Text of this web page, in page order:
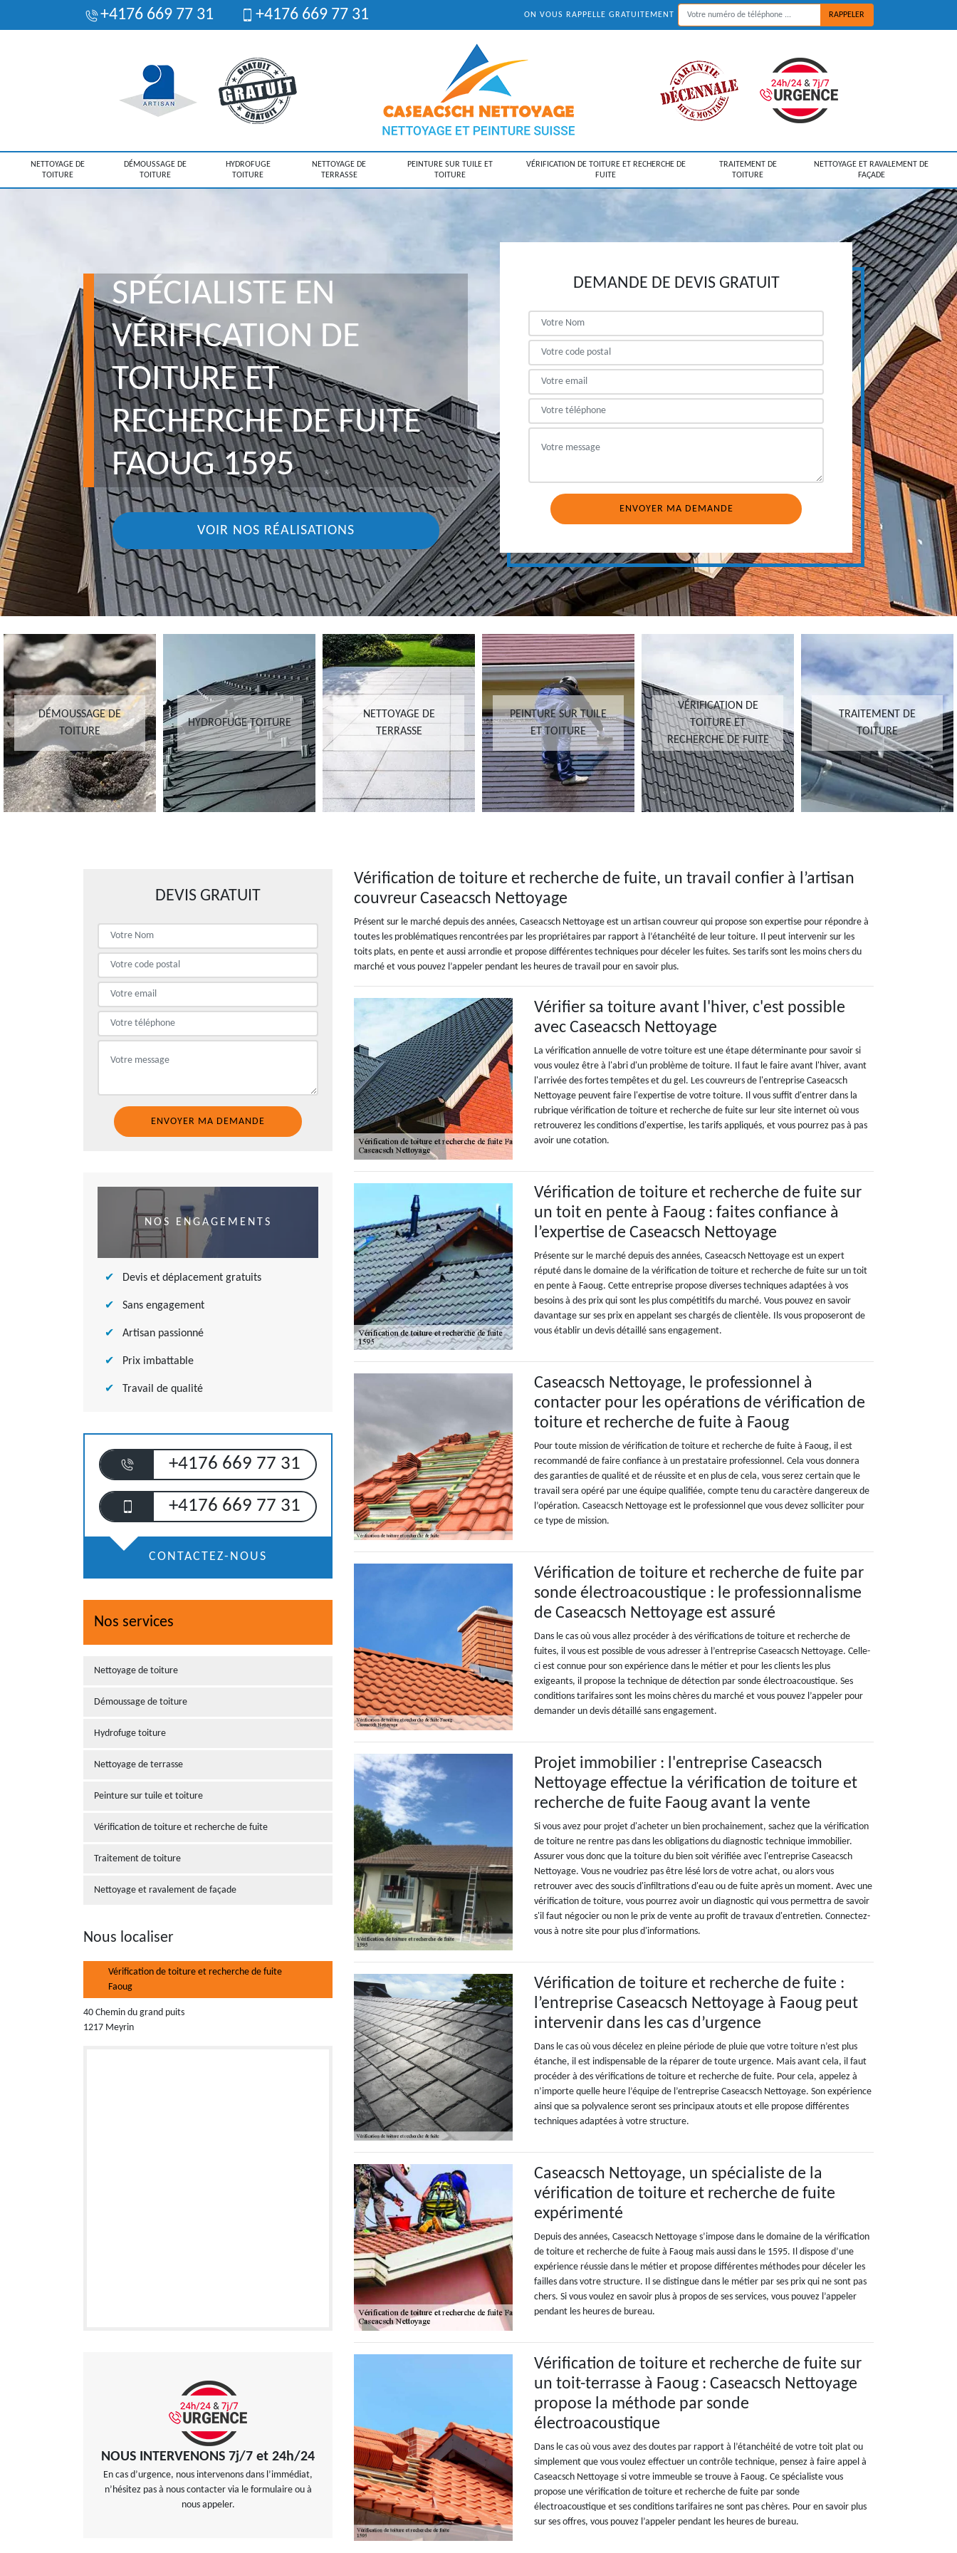
+4176 669 77 31 +4176 669 77 31 ON VOUS RAPPELLE GRATUITEMENT
NETTOYAGE DE
TOITURE
DÉMOUSSAGE DE
TOITURE
HYDROFUGE
TOITURE
NETTOYAGE DE
TERRASSE
PEINTURE SUR TUILE ET
TOITURE
VÉRIFICATION DE TOITURE ET RECHERCHE DE
FUITE
TRAITEMENT DE
TOITURE
NETTOYAGE ET RAVALEMENT DE
FAÇADE
SPÉCIALISTE EN
VÉRIFICATION DE
TOITURE ET
RECHERCHE DE FUITE
FAOUG 1595
VOIR NOS RÉALISATIONS
DEMANDE DE DEVIS GRATUIT
DÉMOUSSAGE DE
TOITURE
HYDROFUGE TOITURE
NETTOYAGE DE
TERRASSE
PEINTURE SUR TUILE
ET TOITURE
VÉRIFICATION DE
TOITURE ET
RECHERCHE DE FUITE
TRAITEMENT DE
TOITURE
DEVIS GRATUIT
NOS ENGAGEMENTS
Devis et déplacement gratuits
Sans engagement
Artisan passionné
Prix imbattable
Travail de qualité
+4176 669 77 31
+4176 669 77 31
CONTACTEZ-NOUS
Nos services
Nettoyage de toiture
Démoussage de toiture
Hydrofuge toiture
Nettoyage de terrasse
Peinture sur tuile et toiture
Vérification de toiture et recherche de fuite
Traitement de toiture
Nettoyage et ravalement de façade
Nous localiser
Vérification de toiture et recherche de fuite
Faoug
40 Chemin du grand puits
1217 Meyrin
NOUS INTERVENONS 7j/7 et 24h/24
En cas d’urgence, nous intervenons dans l’immédiat,
n’hésitez pas à nous contacter via le formulaire ou à
nous appeler.
Vérification de toiture et recherche de fuite, un travail confier à l’artisan
couvreur Caseacsch Nettoyage
Présent sur le marché depuis des années, Caseacsch Nettoyage est un artisan couvreur qui propose son expertise pour répondre à
toutes les problématiques rencontrées par les propriétaires par rapport à l’étanchéité de leur toiture. Il peut intervenir sur les
toits plats, en pente et aussi arrondie et propose différentes techniques pour déceler les fuites. Ses tarifs sont les moins chers du
marché et vous pouvez l’appeler pendant les heures de travail pour en savoir plus.
Vérifier sa toiture avant l'hiver, c'est possible
avec Caseacsch Nettoyage
La vérification annuelle de votre toiture est une étape déterminante pour savoir si
vous voulez être à l'abri d'un problème de toiture. Il faut le faire avant l'hiver, avant
l'arrivée des fortes tempêtes et du gel. Les couvreurs de l'entreprise Caseacsch
Nettoyage peuvent faire l'expertise de votre toiture. Il vous suffit d'entrer dans la
rubrique vérification de toiture et recherche de fuite sur leur site internet où vous
retrouverez les conditions d'expertise, les tarifs appliqués, et vous pourrez pas à pas
avoir une cotation.
Vérification de toiture et recherche de fuite sur
un toit en pente à Faoug : faites confiance à
l’expertise de Caseacsch Nettoyage
Présente sur le marché depuis des années, Caseacsch Nettoyage est un expert
réputé dans le domaine de la vérification de toiture et recherche de fuite sur un toit
en pente à Faoug. Cette entreprise propose diverses techniques adaptées à vos
besoins à des prix qui sont les plus compétitifs du marché. Vous pouvez en savoir
davantage sur ses prix en appelant ses chargés de clientèle. Ils vous proposeront de
vous établir un devis détaillé sans engagement.
Caseacsch Nettoyage, le professionnel à
contacter pour les opérations de vérification de
toiture et recherche de fuite à Faoug
Pour toute mission de vérification de toiture et recherche de fuite à Faoug, il est
recommandé de faire confiance à un prestataire professionnel. Cela vous donnera
des garanties de qualité et de réussite et en plus de cela, vous serez certain que le
travail sera opéré par une équipe qualifiée, compte tenu du caractère dangereux de
l’opération. Caseacsch Nettoyage est le professionnel que vous devez solliciter pour
ce type de mission.
Vérification de toiture et recherche de fuite par
sonde électroacoustique : le professionnalisme
de Caseacsch Nettoyage est assuré
Dans le cas où vous allez procéder à des vérifications de toiture et recherche de
fuites, il vous est possible de vous adresser à l’entreprise Caseacsch Nettoyage. Celle-
ci est connue pour son expérience dans le métier et pour les clients les plus
exigeants, il propose la technique de détection par sonde électroacoustique. Ses
conditions tarifaires sont les moins chères du marché et vous pouvez l’appeler pour
demander un devis détaillé sans engagement.
Projet immobilier : l'entreprise Caseacsch
Nettoyage effectue la vérification de toiture et
recherche de fuite Faoug avant la vente
Si vous avez pour projet d'acheter un bien prochainement, sachez que la vérification
de toiture ne rentre pas dans les obligations du diagnostic technique immobilier.
Assurer vous donc que la toiture du bien soit vérifiée avec l'entreprise Caseacsch
Nettoyage. Vous ne voudriez pas être lésé lors de votre achat, ou alors vous
retrouver avec des soucis d'infiltrations d'eau ou de fuite après un moment. Avec une
vérification de toiture, vous pourrez avoir un diagnostic qui vous permettra de savoir
s'il faut négocier ou non le prix de vente au profit de travaux d'entretien. Connectez-
vous à notre site pour plus d'informations.
Vérification de toiture et recherche de fuite :
l’entreprise Caseacsch Nettoyage à Faoug peut
intervenir dans les cas d’urgence
Dans le cas où vous décelez en pleine période de pluie que votre toiture n’est plus
étanche, il est indispensable de la réparer de toute urgence. Mais avant cela, il faut
procéder à des vérifications de toiture et recherche de fuite. Pour cela, appelez à
n’importe quelle heure l’équipe de l’entreprise Caseacsch Nettoyage. Son expérience
ainsi que sa polyvalence seront ses principaux atouts et elle propose différentes
techniques adaptées à votre structure.
Caseacsch Nettoyage, un spécialiste de la
vérification de toiture et recherche de fuite
expérimenté
Depuis des années, Caseacsch Nettoyage s’impose dans le domaine de la vérification
de toiture et recherche de fuite à Faoug mais aussi dans le 1595. Il dispose d’une
expérience réussie dans le métier et propose différentes méthodes pour déceler les
failles dans votre structure. Il se distingue dans le métier par ses prix qui ne sont pas
chers. Si vous voulez en savoir plus à propos de ses services, vous pouvez l’appeler
pendant les heures de bureau.
Vérification de toiture et recherche de fuite sur
un toit-terrasse à Faoug : Caseacsch Nettoyage
propose la méthode par sonde
électroacoustique
Dans le cas où vous avez des doutes par rapport à l’étanchéité de votre toit plat ou
simplement que vous voulez effectuer un contrôle technique, pensez à faire appel à
Caseacsch Nettoyage si votre immeuble se trouve à Faoug. Ce spécialiste vous
propose une vérification de toiture et recherche de fuite par sonde
électroacoustique et ses conditions tarifaires ne sont pas chères. Pour en savoir plus
sur ses offres, vous pouvez l’appeler pendant les heures de bureau.